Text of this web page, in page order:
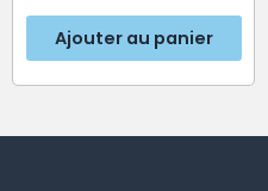
Ajouter au panier